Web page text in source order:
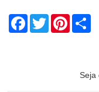
Facebook
Twitter
Seja